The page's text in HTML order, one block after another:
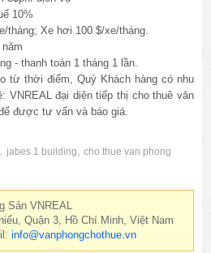
10%
Xe hơi 100 $/xe/tháng.
- thanh toán 1 tháng 1 lần.
từ thời điểm, Quý Khách hàng có nhu
VNREAL đại diện tiếp thị cho thuê văn
được tư vấn và báo giá.
, jabes 1 building,cho thue van phong
Sản VNREAL
Quận 3, Hồ Chí Minh, Việt Nam
info@vanphongchothue.vn